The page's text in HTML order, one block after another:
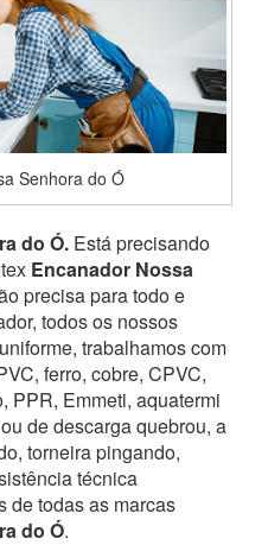
Senhora do Ó
do Ó. Está precisando
Encanador Nossa
precisa para todo e
todos os nossos
trabalhamos com
ferro, cobre, CPVC,
PPR, Emmeti, aquatermi
de descarga quebrou, a
torneira pingando,
técnica
de todas as marcas
do Ó.